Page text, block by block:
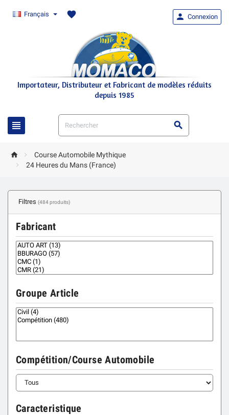
Français favorite
Importateur, Distributeur et Fabricant de modèles réduits
depuis 1985
 
 Connexion
 
Course Automobile Mythique

24 Heures du Mans (France)
Filtres (484 produits)
Fabricant
Groupe Article
Compétition/Course Automobile
Caracteristique